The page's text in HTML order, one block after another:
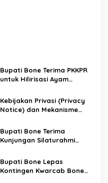
Bupati Bone Terima PKKPR
untuk Hilirisasi Ayam
Kebijakan Privasi (Privacy
Notice) dan Mekanisme
Data pada Portal Bone
Satu Data
Bupati Bone Terima
Kunjungan Silaturahmi
XIV/Hasanuddin
Bupati Bone Lepas
Kontingen Kwarcab Bone